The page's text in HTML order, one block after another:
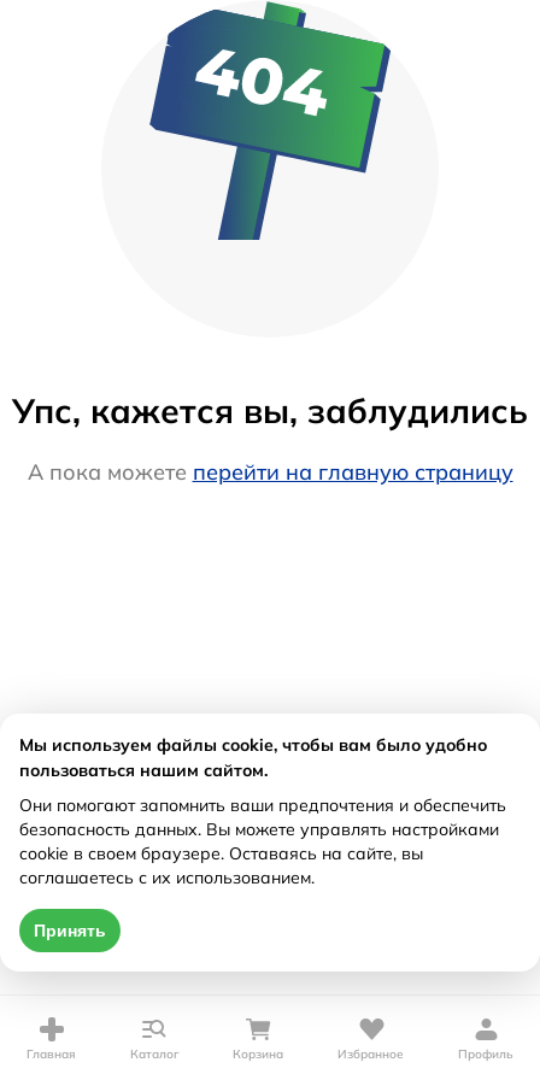
Упс, кажется вы, заблудились
А пока можете перейти на главную страницу
Главная Каталог Корзина Избранное Профиль
Мы используем файлы cookie, чтобы вам было удобно
пользоваться нашим сайтом.
Они помогают запомнить ваши предпочтения и обеспечить
безопасность данных. Вы можете управлять настройками
cookie в своем браузере. Оставаясь на сайте, вы
соглашаетесь с их использованием.
Принять